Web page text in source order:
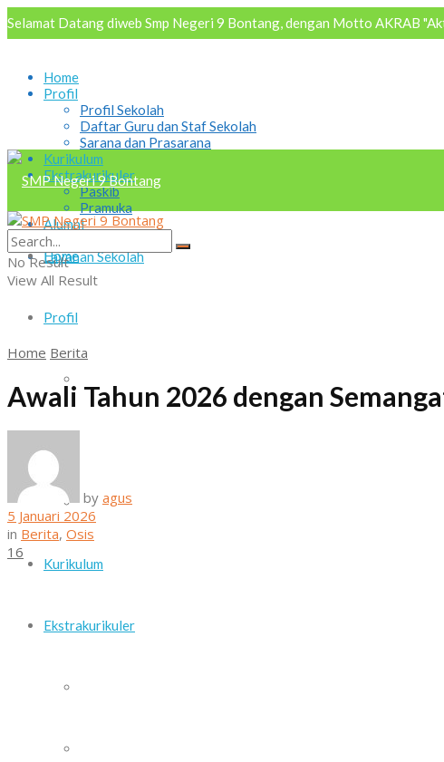
Selamat Datang diweb Smp Negeri 9 Bontang, dengan Motto AKRAB
Home
Profil
Profil Sekolah
Daftar Guru dan Staf Sekolah
Sarana dan Prasarana
Kurikulum
Ekstrakurikuler
Paskib
Pramuka
Alumni
Osis
Layanan Sekolah
Home
Profil
Sarana dan Prasarana
Kurikulum
Ekstrakurikuler
No Result
View All Result
Home Berita
Awali Tahun 2026 dengan
by agus
5 Januari 2026
in Berita, Osis
16